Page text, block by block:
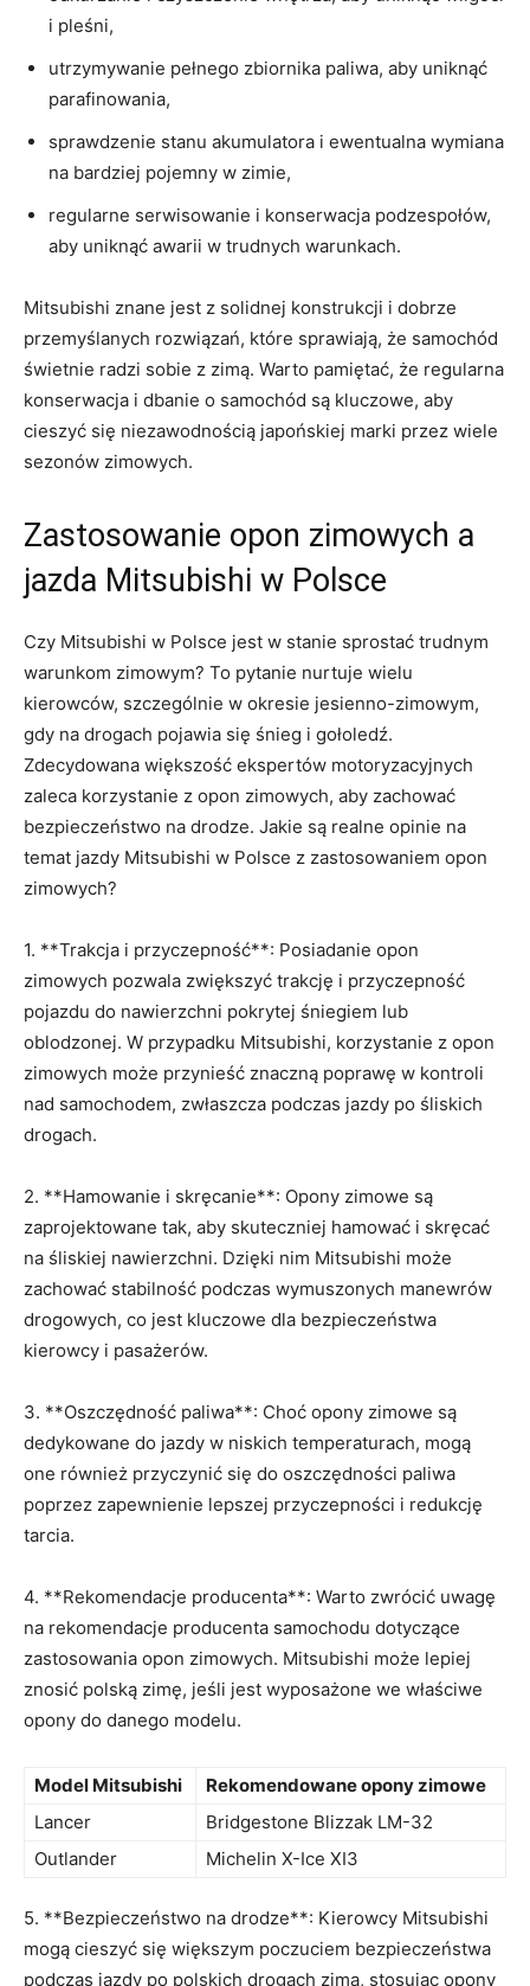
i pleśni,
utrzymywanie pełnego ‌zbiornika paliwa, aby uniknąć
parafinowania,
sprawdzenie stanu⁤ akumulatora ‌i ewentualna⁢ wymiana
na bardziej pojemny w zimie,
regularne serwisowanie i konserwacja podzespołów,
⁣aby ⁤uniknąć awarii w trudnych warunkach.
Mitsubishi znane jest ⁣z solidnej konstrukcji ⁤i dobrze
przemyślanych rozwiązań, które sprawiają, że samochód
świetnie⁣ radzi sobie z zimą. Warto pamiętać, że ⁤regularna
konserwacja i dbanie ⁢o samochód są kluczowe, aby
cieszyć się niezawodnością​ japońskiej marki przez wiele
sezonów zimowych.
Zastosowanie opon zimowych a⁣
jazda Mitsubishi w Polsce
Czy Mitsubishi w​ Polsce jest ​w stanie sprostać ‍trudnym
⁣warunkom zimowym? To pytanie nurtuje wielu‌
kierowców,​ szczególnie w okresie jesienno-zimowym,
gdy na drogach pojawia się śnieg ​i gołoledź.
⁢Zdecydowana ‍większość ekspertów motoryzacyjnych
zaleca korzystanie⁢ z opon ​zimowych, aby zachować
bezpieczeństwo na drodze. Jakie ⁣są realne opinie na
temat jazdy Mitsubishi w‍ Polsce ⁢z zastosowaniem opon
zimowych?
1. **Trakcja i przyczepność**: Posiadanie‌ opon
zimowych pozwala​ zwiększyć trakcję i przyczepność
pojazdu⁣ do nawierzchni pokrytej śniegiem lub⁣
oblodzonej. W przypadku Mitsubishi, korzystanie z ​opon⁤
zimowych może przynieść znaczną ⁤poprawę w kontroli
nad⁢ samochodem, zwłaszcza‌ podczas jazdy po śliskich
drogach.
2. **Hamowanie‌ i skręcanie**: Opony zimowe są
zaprojektowane​ tak,‍ aby⁣ skuteczniej hamować i skręcać
na śliskiej nawierzchni. Dzięki⁤ nim Mitsubishi ⁣może
zachować stabilność podczas wymuszonych‍ manewrów
drogowych, co jest kluczowe dla bezpieczeństwa
kierowcy i pasażerów.
3. **Oszczędność paliwa**:‍ Choć‌ opony zimowe są
dedykowane do‌ jazdy w niskich temperaturach, mogą
one również przyczynić się do oszczędności paliwa ​
poprzez zapewnienie lepszej przyczepności i redukcję
tarcia.
4. **Rekomendacje producenta**: Warto zwrócić⁣ uwagę
na rekomendacje⁤ producenta samochodu ⁣dotyczące
zastosowania opon⁢ zimowych. Mitsubishi może lepiej
znosić polską zimę, jeśli jest wyposażone we właściwe
opony do danego modelu.
Model ⁤Mitsubishi
Rekomendowane ⁣opony zimowe
Lancer
Bridgestone ​Blizzak LM-32
Outlander
Michelin X-Ice XI3
5. ⁣**Bezpieczeństwo na‍ drodze**: ‍Kierowcy Mitsubishi
mogą cieszyć się⁣ większym poczuciem ⁤bezpieczeństwa
podczas ⁢jazdy po polskich drogach zimą, stosując opony⁢